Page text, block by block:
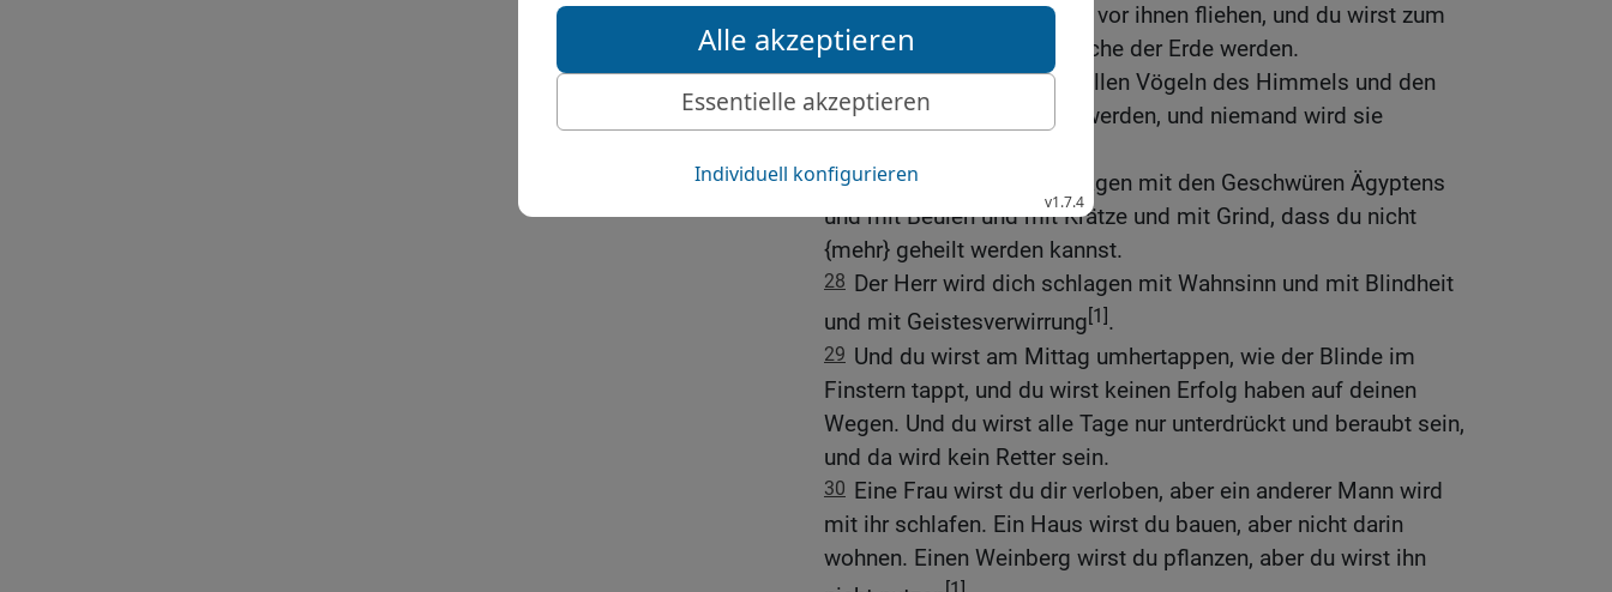
auf sieben Wegen wirst du vor ihnen fliehen, und du wirst zum
Entsetzen für alle Königreiche der Erde werden.
26 Und deine Leiche wird allen Vögeln des Himmels und den
Tieren der Erde zum Fraß werden, und niemand wird sie
27 Der Herr wird dich schlagen mit den Geschwüren Ägyptens
und mit Beulen und mit Krätze und mit Grind, dass du nicht
{mehr} geheilt werden kannst.
28 Der Herr wird dich schlagen mit Wahnsinn und mit Blindheit
und mit Geistesverwirrung[1].
29 Und du wirst am Mittag umhertappen, wie der Blinde im
Finstern tappt, und du wirst keinen Erfolg haben auf deinen
Wegen. Und du wirst alle Tage nur unterdrückt und beraubt sein,
und da wird kein Retter sein.
30 Eine Frau wirst du dir verloben, aber ein anderer Mann wird
mit ihr schlafen. Ein Haus wirst du bauen, aber nicht darin
wohnen. Einen Weinberg wirst du pflanzen, aber du wirst ihn